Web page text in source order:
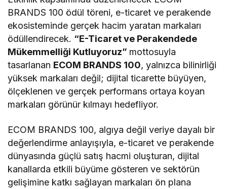
BRANDS 100 ödül töreni, e-ticaret ve perakende
ekosisteminde gerçek hacim yaratan markaları
ödüllendirecek. “E-Ticaret ve Perakendede
Mükemmelliği Kutluyoruz” mottosuyla
tasarlanan ECOM BRANDS 100, yalnızca bilinirliği
yüksek markaları değil; dijital ticarette büyüyen,
ölçeklenen ve gerçek performans ortaya koyan
markaları görünür kılmayı hedefliyor.
ECOM BRANDS 100, algıya değil veriye dayalı bir
değerlendirme anlayışıyla, e-ticaret ve perakende
dünyasında güçlü satış hacmi oluşturan, dijital
kanallarda etkili büyüme gösteren ve sektörün
gelişimine katkı sağlayan markaları ön plana